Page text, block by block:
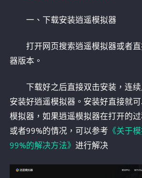
一、下载安装逍遥模拟器
打开网页搜索逍遥模拟器或者
器版本。
下载好之后直接双击安装，连
安装好逍遥模拟器。安装好直接就
模拟器，如果逍遥模拟器在打开的
或者99%的情况，可以参考 《关于
99%的解决方法》进行解决